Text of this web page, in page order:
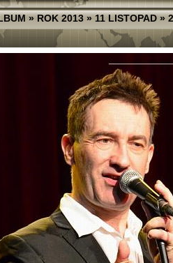
»ROK 2013»11 LISTOPAD»